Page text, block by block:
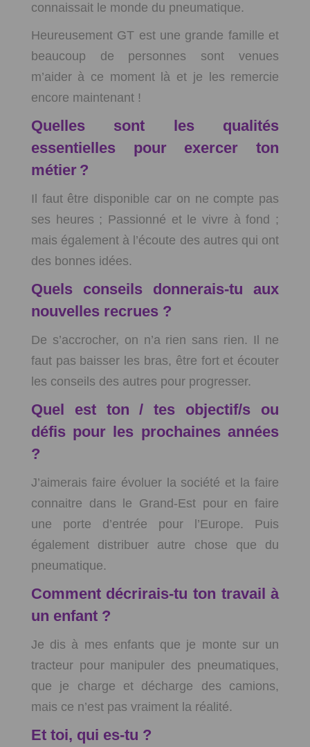
connaissait le monde du pneumatique.
Heureusement GT est une grande famille et
beaucoup de personnes sont venues
m’aider à ce moment là et je les remercie
encore maintenant !
Quelles sont les qualités
essentielles pour exercer ton
métier ?
Il faut être disponible car on ne compte pas
ses heures ; Passionné et le vivre à fond ;
mais également à l’écoute des autres qui ont
des bonnes idées.
Quels conseils donnerais-tu aux
nouvelles recrues ?
De s’accrocher, on n’a rien sans rien. Il ne
faut pas baisser les bras, être fort et écouter
les conseils des autres pour progresser.
Quel est ton / tes objectif/s ou
défis pour les prochaines années
?
J’aimerais faire évoluer la société et la faire
connaitre dans le Grand-Est pour en faire
une porte d’entrée pour l’Europe. Puis
également distribuer autre chose que du
pneumatique.
Comment décrirais-tu ton travail à
un enfant ?
Je dis à mes enfants que je monte sur un
tracteur pour manipuler des pneumatiques,
que je charge et décharge des camions,
mais ce n’est pas vraiment la réalité.
Et toi, qui es-tu ?